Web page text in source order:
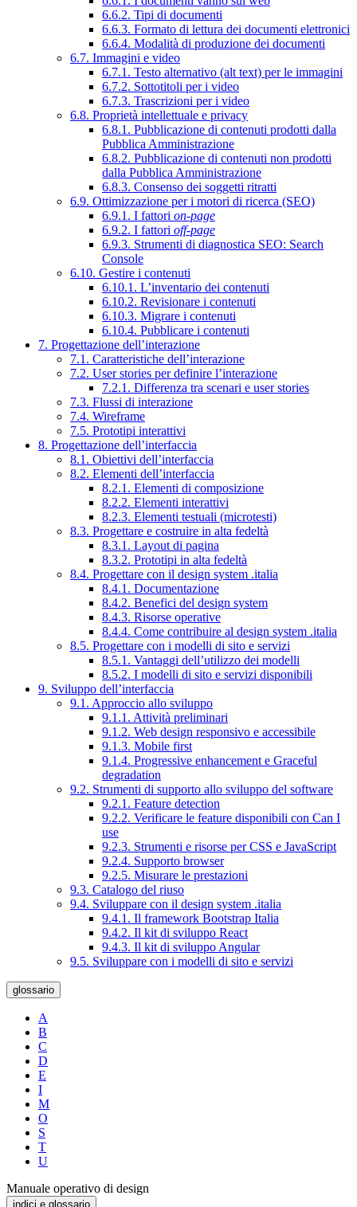
6.6.2. Tipi di documenti
6.6.3. Formato di lettura dei documenti elettronici
6.6.4. Modalità di produzione dei documenti
6.7. Immagini e video
6.7.1. Testo alternativo (alt text) per le immagini
6.7.2. Sottotitoli per i video
6.7.3. Trascrizioni per i video
6.8. Proprietà intellettuale e privacy
6.8.1. Pubblicazione di contenuti prodotti dalla
Pubblica Amministrazione
6.8.2. Pubblicazione di contenuti non prodotti
dalla Pubblica Amministrazione
6.8.3. Consenso dei soggetti ritratti
6.9. Ottimizzazione per i motori di ricerca (SEO)
6.9.1. I fattori on-page
6.9.2. I fattori off-page
6.9.3. Strumenti di diagnostica SEO: Search
Console
6.10. Gestire i contenuti
6.10.1. L’inventario dei contenuti
6.10.2. Revisionare i contenuti
6.10.3. Migrare i contenuti
6.10.4. Pubblicare i contenuti
7. Progettazione dell’interazione
7.1. Caratteristiche dell’interazione
7.2. User stories per definire l’interazione
7.2.1. Differenza tra scenari e user stories
7.3. Flussi di interazione
7.4. Wireframe
7.5. Prototipi interattivi
8. Progettazione dell’interfaccia
8.1. Obiettivi dell’interfaccia
8.2. Elementi dell’interfaccia
8.2.1. Elementi di composizione
8.2.2. Elementi interattivi
8.2.3. Elementi testuali (microtesti)
8.3. Progettare e costruire in alta fedeltà
8.3.1. Layout di pagina
8.3.2. Prototipi in alta fedeltà
8.4. Progettare con il design system .italia
8.4.1. Documentazione
8.4.2. Benefici del design system
8.4.3. Risorse operative
8.4.4. Come contribuire al design system .italia
8.5. Progettare con i modelli di sito e servizi
8.5.1. Vantaggi dell’utilizzo dei modelli
8.5.2. I modelli di sito e servizi disponibili
9. Sviluppo dell’interfaccia
9.1. Approccio allo sviluppo
9.1.1. Attività preliminari
9.1.2. Web design responsivo e accessibile
9.1.3. Mobile first
9.1.4. Progressive enhancement e Graceful
degradation
9.2. Strumenti di supporto allo sviluppo del software
9.2.1. Feature detection
9.2.2. Verificare le feature disponibili con Can I
use
9.2.3. Strumenti e risorse per CSS e JavaScript
9.2.4. Supporto browser
9.2.5. Misurare le prestazioni
9.3. Catalogo del riuso
9.4. Sviluppare con il design system .italia
9.4.1. Il framework Bootstrap Italia
9.4.2. Il kit di sviluppo React
9.4.3. Il kit di sviluppo Angular
9.5. Sviluppare con i modelli di sito e servizi
glossario
A
B
C
D
E
I
M
O
S
T
U
Manuale operativo di design
indici e glossario